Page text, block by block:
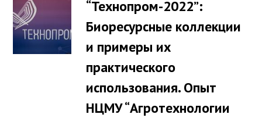
“Технопром-2022”:
Биоресурсные коллекции
и примеры их
практического
использования. Опыт
НЦМУ “Агротехнологии